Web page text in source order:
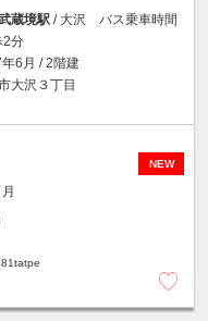
蔵境駅 / 大沢 バス乗車時間
分
6月 / 2階建
大沢３丁目
NEW